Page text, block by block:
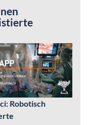
Robotisch